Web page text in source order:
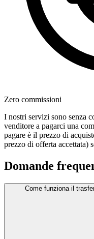
Zero commissioni
I nostri servizi sono senza
venditore a pagarci una
pagare è il prezzo di
prezzo di offerta accettata)
Domande
Come funziona il